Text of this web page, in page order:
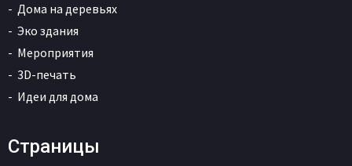
Дома на деревьях
Эко здания
Мероприятия
3D-печать
Идеи для дома
Страницы